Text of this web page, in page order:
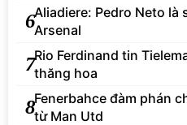
6Aliadiere: Pedro Neto
Arsenal
7Rio Ferdinand tin
thăng hoa
8Fenerbahce đàm phán
từ Man Utd